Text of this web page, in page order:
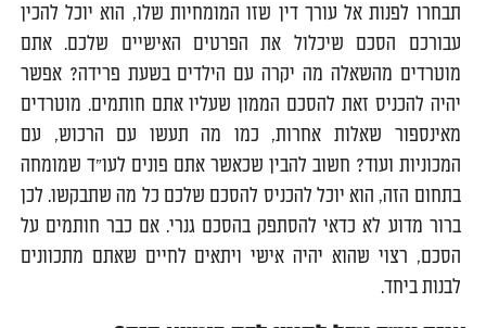
תבחרו לפנות אל עורך דין שזו המומחיות שלו, הוא יוכל להכין
עבורכם הסכם שיכלול את הפרטים האישיים שלכם. אתם
מוטרדים מהשאלה מה יקרה עם הילדים בשעת פרידה? אפשר
יהיה להכניס זאת להסכם הממון שעליו אתם חותמים. מוטרדים
מאינספור שאלות אחרות, כמו מה תעשו עם הרכוש, עם
המכוניות ועוד? חשוב להבין שכאשר אתם פונים לעו"ד שמומחה
בתחום הזה, הוא יוכל להכניס להסכם שלכם כל מה שתבקשו. לכן
ברור מדוע לא כדאי להסתפק בהסכם גנרי. אם כבר חותמים על
הסכם, רצוי שהוא יהיה אישי ויתאים לחיים שאתם מתכוונים
לבנות ביחד.